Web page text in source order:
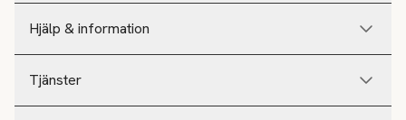
Hjälp & information
Tjänster